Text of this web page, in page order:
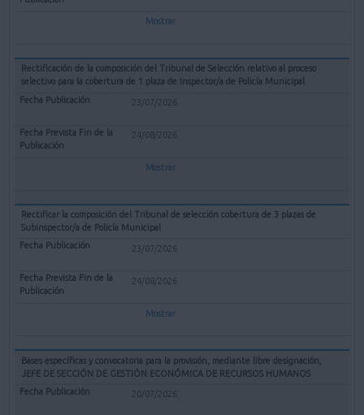
Mostrar
Rectificación de la composición del Tribunal de Selección relativo al proceso
selectivo para la cobertura de 1 plaza de Inspector/a de Policía Municipal
23/07/2026
24/08/2026
Mostrar
Rectificar la composición del Tribunal de selección cobertura de 3 plazas de
Subinspector/a de Policía Municipal
23/07/2026
24/08/2026
Mostrar
Bases específicas y convocatoria para la provisión, mediante libre designación,
JEFE DE SECCIÓN DE GESTIÓN ECONÓMICA DE RECURSOS HUMANOS
20/07/2026